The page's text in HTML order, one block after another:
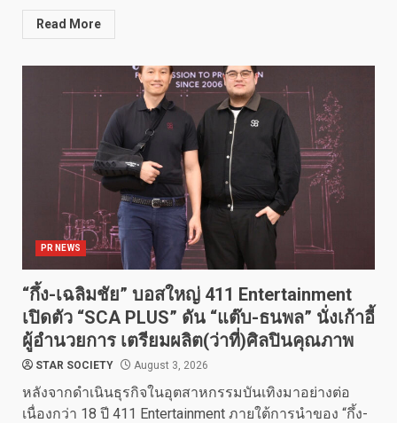
Read More
PR NEWS
“กึ้ง-เฉลิมชัย” บอสใหญ่ 411 Entertainment
เปิดตัว “SCA PLUS” ดัน “แต๊บ-ธนพล” นั่งเก้าอี้
ผู้อำนวยการ เตรียมผลิต(ว่าที่)ศิลปินคุณภาพ
STAR SOCIETY August 3, 2026
หลังจากดำเนินธุรกิจในอุตสาหกรรมบันเทิงมาอย่างต่อ
เนื่องกว่า 18 ปี 411 Entertainment ภายใต้การนำของ “กึ้ง-